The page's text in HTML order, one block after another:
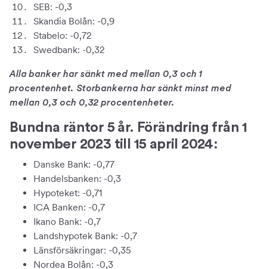
SEB: -0,3
Skandia Bolån: -0,9
Stabelo: -0,72
Swedbank: -0,32
Alla banker har sänkt med mellan 0,3 och 1
procentenhet. Storbankerna har sänkt minst med
mellan 0,3 och 0,32 procentenheter.
Bundna räntor 5 år. Förändring från 1
november 2023 till 15 april 2024:
Danske Bank: -0,77
Handelsbanken: -0,3
Hypoteket: -0,71
ICA Banken: -0,7
Ikano Bank: -0,7
Landshypotek Bank: -0,7
Länsförsäkringar: -0,35
Nordea Bolån: -0,3